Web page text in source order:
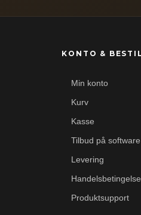
KONTO &
Min konto
Kurv
Kasse
Tilbud på software
Levering
Produktsupport